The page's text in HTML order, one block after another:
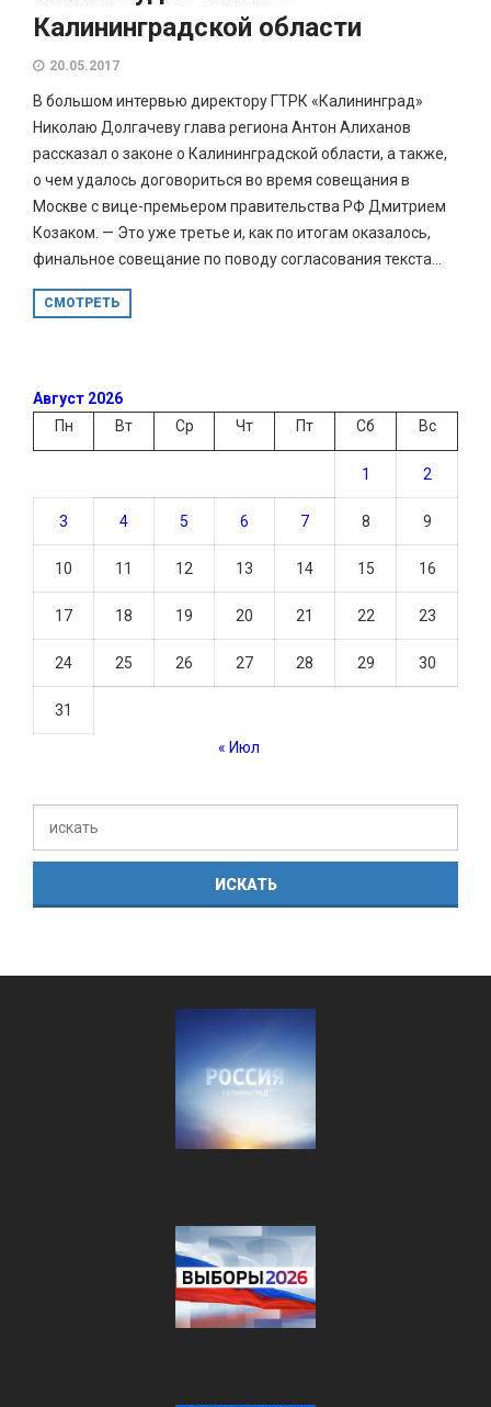
Калининградской области
20.05.2017
В большом интервью директору ГТРК «Калининград»
Николаю Долгачеву глава региона Антон Алиханов
рассказал о законе о Калининградской области, а также,
о чем удалось договориться во время совещания в
Москве с вице-премьером правительства РФ Дмитрием
Козаком. — Это уже третье и, как по итогам оказалось,
финальное совещание по поводу согласования текста...
СМОТРЕТЬ
Август 2026
Пн
Вт Ср Чт Пт Сб Вс
1 2
3 4 5 6 7 8 9
10 11 12 13 14 15 16
17 18 19 20 21 22 23
24 25 26 27 28 29 30
31
« Июл